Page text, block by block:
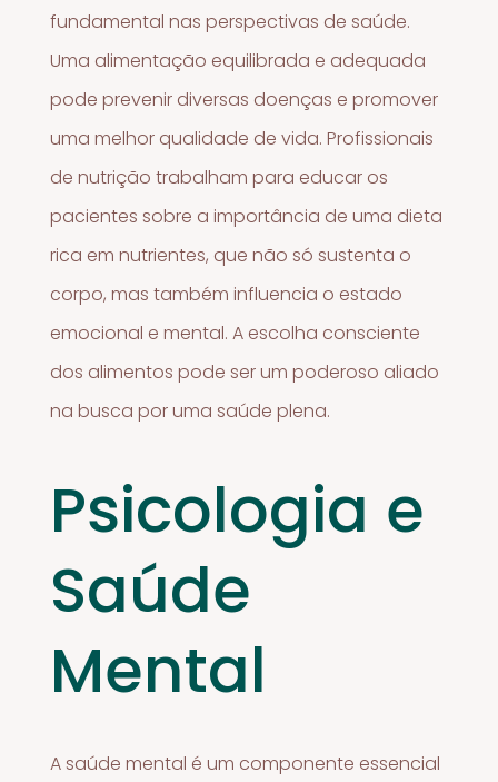
fundamental nas perspectivas de saúde.
Uma alimentação equilibrada e adequada
pode prevenir diversas doenças e promover
uma melhor qualidade de vida. Profissionais
de nutrição trabalham para educar os
pacientes sobre a importância de uma dieta
rica em nutrientes, que não só sustenta o
corpo, mas também influencia o estado
emocional e mental. A escolha consciente
dos alimentos pode ser um poderoso aliado
na busca por uma saúde plena.
Psicologia e
Saúde
Mental
A saúde mental é um componente essencial